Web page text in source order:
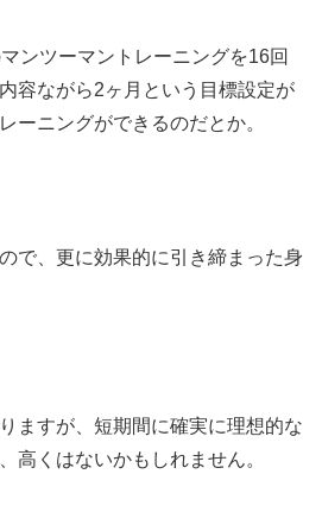
ンツーマントレーニングを16回
容ながら2ヶ月という目標設定が
ーニングができるのだとか。
で、更に効果的に引き締まった身
ますが、短期間に確実に理想的な
高くはないかもしれません。